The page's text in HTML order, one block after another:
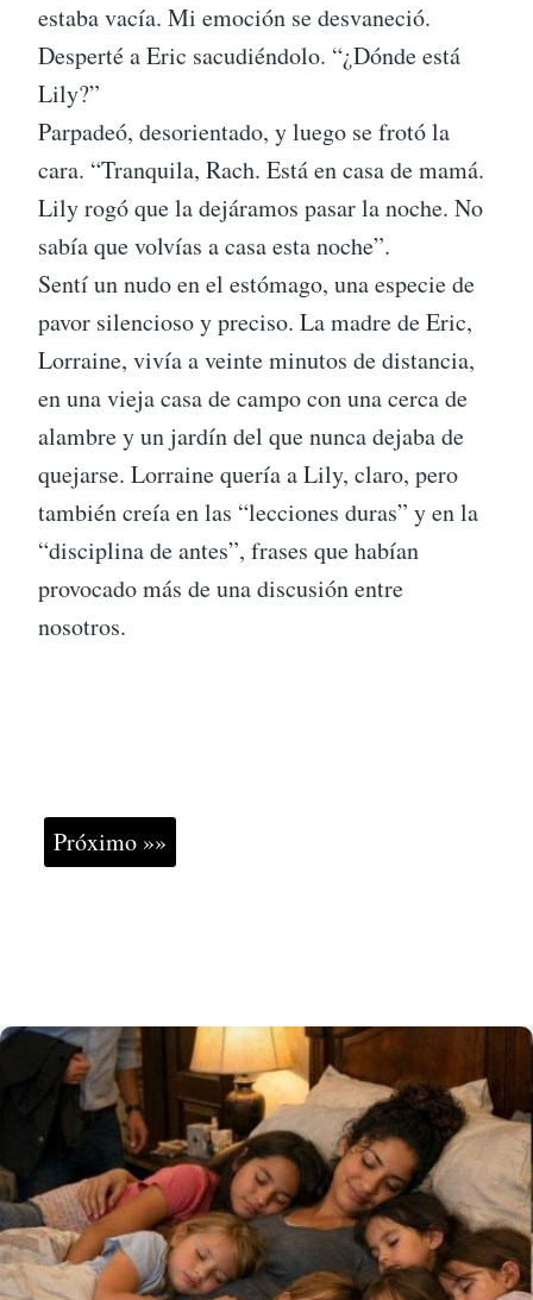
estaba vacía. Mi emoción se desvaneció.
Desperté a Eric sacudiéndolo. “¿Dónde está
Lily?”
Parpadeó, desorientado, y luego se frotó la
cara. “Tranquila, Rach. Está en casa de mamá.
Lily rogó que la dejáramos pasar la noche. No
sabía que volvías a casa esta noche”.
Sentí un nudo en el estómago, una especie de
pavor silencioso y preciso. La madre de Eric,
Lorraine, vivía a veinte minutos de distancia,
en una vieja casa de campo con una cerca de
alambre y un jardín del que nunca dejaba de
quejarse. Lorraine quería a Lily, claro, pero
también creía en las “lecciones duras” y en la
“disciplina de antes”, frases que habían
provocado más de una discusión entre
nosotros.
Próximo »»